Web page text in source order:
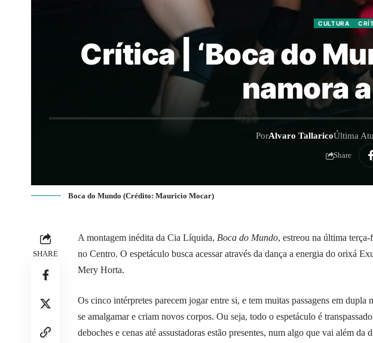
CULTURA
Crítica | ‘Boca do
namora
PorAlvaro TallaricoÚltima
Share
Boca do Mundo (Crédito: Mauricio Mocar)
SHARE
A montagem inédita da Cia Líquida, Boca do Mundo, estreou na última
no Centro. O espetáculo busca acessar através da dança a energia do orixá
Mery Horta.
Os cinco intérpretes parecem jogar entre si, e tem muitas passagens em dupla
se amalgamar e criam novos corpos. Ou seja, todo o espetáculo é
deboches e cenas até assustadoras estão presentes, num algo que vai além da